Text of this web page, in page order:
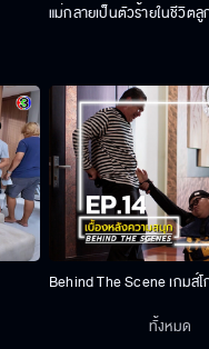
แม่กลายเป็นตัวร้ายในชีวิตลู
Behind The Scene เกมส์
ทั้งหมด